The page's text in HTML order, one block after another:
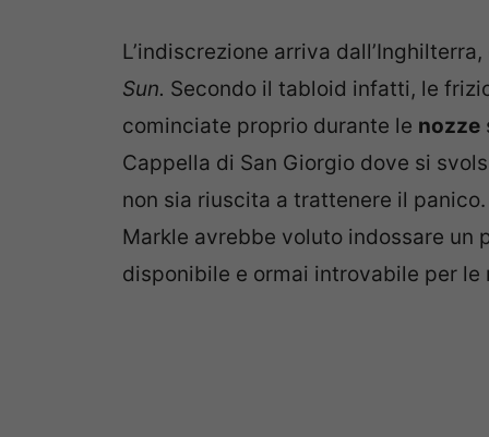
L’indiscrezione arriva
Sun. Secondo il tabloid infatti, le
cominciate proprio durante le nozze
Cappella di San Giorgio dove si
non sia riuscita a trattenere il panico.
Markle avrebbe voluto indossare
disponibile e ormai introvabile per le